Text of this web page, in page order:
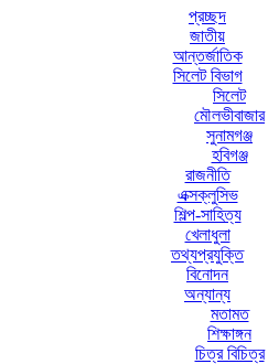
প্রচ্ছদ
জাতীয়
আন্তর্জাতিক
সিলেট বিভাগ
সিলেট
মৌলভীবাজার
সুনামগঞ্জ
হবিগঞ্জ
রাজনীতি
এক্সক্লুসিভ
শিল্প-সাহিত্য
খেলাধুলা
তথ্যপ্রযুক্তি
বিনোদন
অন্যান্য
মতামত
শিক্ষাঙ্গন
চিত্র বিচিত্র